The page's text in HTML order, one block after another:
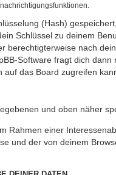
(Hash)
Schlüssel zu deinem
berechtigterweise nach
Software fragt dich
auf das Board zugreifen
und oben näher
Rahmen einer
und der von deinem